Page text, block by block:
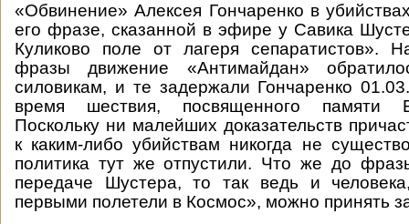
«Обвинение» Алексея Гончаренко в
его фразе, сказанной в эфире у Савика
Куликово поле от лагеря сепаратистов».
фразы движение «Антимайдан»
силовикам, и те задержали Гончаренко
время шествия, посвященного памяти
Поскольку ни малейших доказательств
к каким-либо убийствам никогда не
политика тут же отпустили. Что же до
передаче Шустера, то так ведь и
первыми полетели в Космос», можно принять